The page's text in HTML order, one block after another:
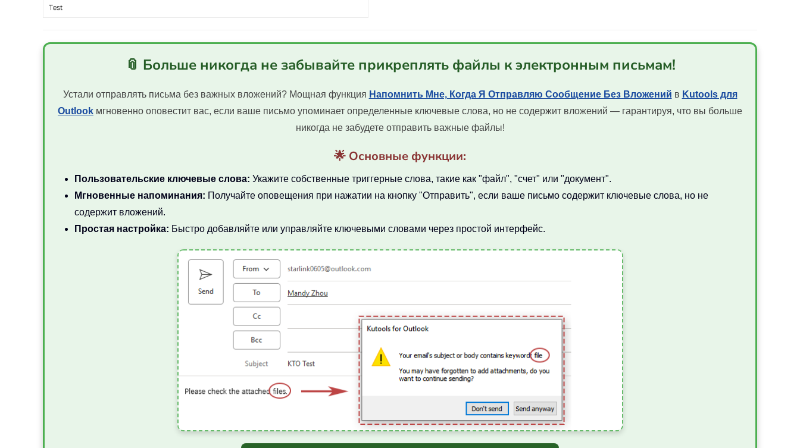
📎 Больше никогда не забывайте прикреплять файлы к электронным письмам!
Устали отправлять письма без важных вложений? Мощная функция Напомнить Мне, Когда Я Отправляю Сообщение Без Вложений в Kutools для
Outlook мгновенно оповестит вас, если ваше письмо упоминает определенные ключевые слова, но не содержит вложений — гарантируя, что вы больше
никогда не забудете отправить важные файлы!
🌟 Основные функции:
Пользовательские ключевые слова: Укажите собственные триггерные слова, такие как "файл", "счет" или "документ".
Мгновенные напоминания: Получайте оповещения при нажатии на кнопку "Отправить", если ваше письмо содержит ключевые слова, но не
содержит вложений.
Простая настройка: Быстро добавляйте или управляйте ключевыми словами через простой интерфейс.